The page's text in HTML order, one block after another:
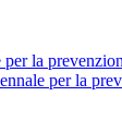
la
per la